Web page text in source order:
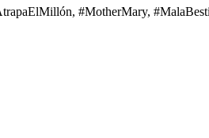
#MotherMary,